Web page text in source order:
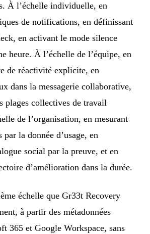
À l’échelle individuelle, en
de notifications, en définissant
en activant le mode silence
heure. À l’échelle de l’équipe, en
de réactivité explicite, en
dans la messagerie collaborative,
plages collectives de travail
de l’organisation, en mesurant
par la donnée d’usage, en
social par la preuve, et en
d’amélioration dans la durée.
échelle que Gr33t Recovery
à partir des métadonnées
365 et Google Workspace, sans